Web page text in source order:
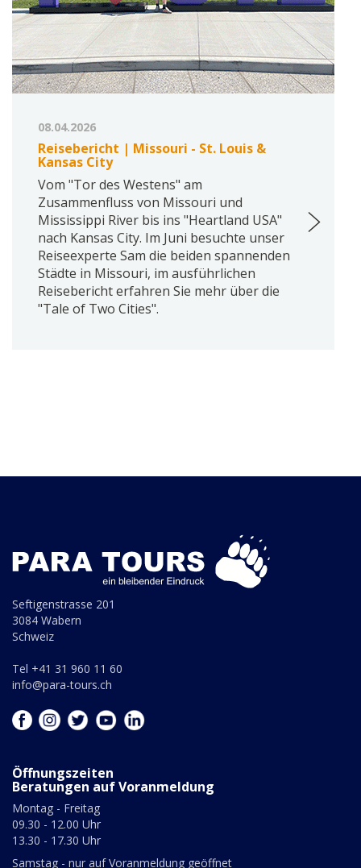
08.04.2026
Reisebericht | Missouri - St. Louis &
Kansas City
Vom "Tor des Westens" am
Zusammenfluss von Missouri und
Mississippi River bis ins "Heartland USA"
nach Kansas City. Im Juni besuchte unser
Reiseexperte Sam die beiden spannenden
Städte in Missouri, im ausführlichen
Reisebericht erfahren Sie mehr über die
"Tale of Two Cities".
Seftigenstrasse 201
3084 Wabern
Schweiz
Tel +41 31 960 11 60
info@para-tours.ch
Öffnungszeiten
Beratungen auf Voranmeldung
Montag - Freitag
09.30 - 12.00 Uhr
13.30 - 17.30 Uhr
Samstag - nur auf Voranmeldung geöffnet